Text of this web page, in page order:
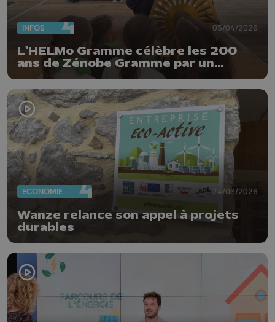
INFOS 03/04/2026
L'HELMo Gramme célèbre les 200
ans de Zénobe Gramme par un
"Dynamo Day"
ECONOMIE 24/03/2026
Wanze relance son appel à projets
durables